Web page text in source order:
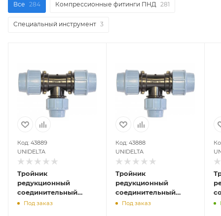
Все 284 Компрессионные фитинги ПНД 281
Специальный инструмент 3
Код: 43889
UNIDELTA
Тройник
редукционный
соединительный
разъемный 63х32х63,
Под заказ
Код: 43888
UNIDELTA
Тройник
редукционный
соединительный
разъемный 63х25х63,
Под заказ